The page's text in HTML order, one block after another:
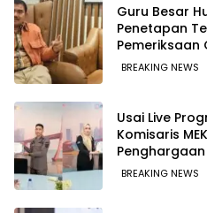
Guru Besar
Penetapan
Pemeriksaan
Sah Secara
BREAKING NEWS
Usai Live
Komisaris
BREAKING NEWS